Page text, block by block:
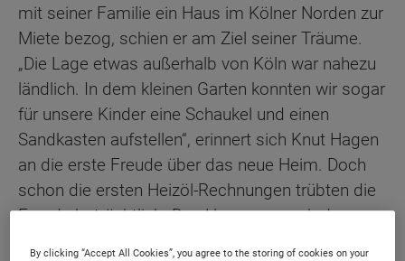
mit seiner Familie ein Haus im Kölner Norden zur
Miete bezog, schien er am Ziel seiner Träume.
„Die Lage etwas außerhalb von Köln war nahezu
ländlich. In dem kleinen Garten konnten wir sogar
für unsere Kinder eine Schaukel und einen
Sandkasten aufstellen“, erinnert sich Knut Hagen
an die erste Freude über das neue Heim. Doch
schon die ersten Heizöl-Rechnungen trübten die
Freude beträchtlich. Das Haus war nach der
By clicking “Accept All Cookies”, you agree to the storing of cookies on your